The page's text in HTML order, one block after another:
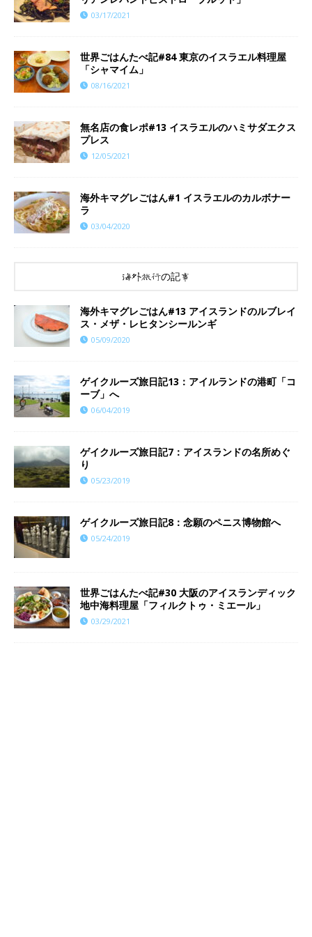
03/17/2021
世界ごはんたべ記#84 東京のイスラエル料理屋
「シャマイム」
08/16/2021
無名店の食レポ#13 イスラエルのハミサダエクス
プレス
12/05/2021
海外キマグレごはん#1 イスラエルのカルボナー
ラ
03/04/2020
海外旅行の記事
海外キマグレごはん#13 アイスランドのルブレイ
ス・メザ・レヒタンシールンギ
05/09/2020
ゲイクルーズ旅日記13：アイルランドの港町「コ
ーブ」へ
06/04/2019
ゲイクルーズ旅日記7：アイスランドの名所めぐ
り
05/23/2019
ゲイクルーズ旅日記8：念願のペニス博物館へ
05/24/2019
世界ごはんたべ記#30 大阪のアイスランディック
地中海料理屋「フィルクトゥ・ミエール」
03/29/2021